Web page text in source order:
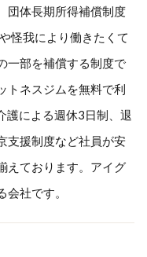
団体長期所得補償制度
怪我により働きたくて
一部を補償する制度で
トネスジムを無料で利
護による週休3日制、退
支援制度など社員が安
えております。アイグ
社です。